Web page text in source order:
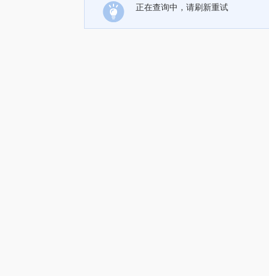
正在查询中，请刷新重试